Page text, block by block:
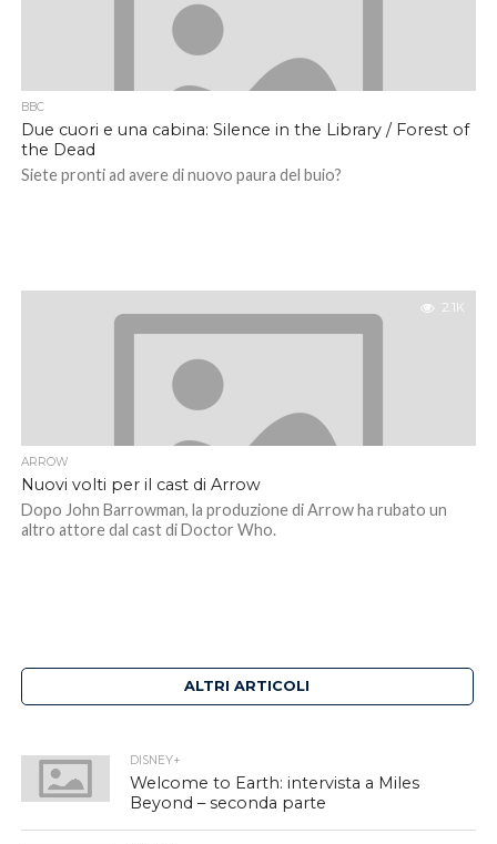
BBC
Due cuori e una cabina: Silence in the Library / Forest of
the Dead
Siete pronti ad avere di nuovo paura del buio?
2.1K
ARROW
Nuovi volti per il cast di Arrow
Dopo John Barrowman, la produzione di Arrow ha rubato un
altro attore dal cast di Doctor Who.
ALTRI ARTICOLI
DISNEY+
Welcome to Earth: intervista a Miles
Beyond – seconda parte